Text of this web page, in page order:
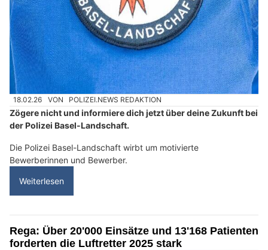
18.02.26 VON POLIZEI.NEWS REDAKTION
Zögere nicht und informiere dich jetzt über deine Zukunft bei
der Polizei Basel-Landschaft.
Die Polizei Basel-Landschaft wirbt um motivierte
Bewerberinnen und Bewerber.
Weiterlesen
Rega: Über 20'000 Einsätze und 13'168 Patienten
forderten die Luftretter 2025 stark